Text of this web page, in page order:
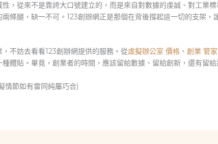
，從來不是靠誇大口號建立的，而是來自對數據的虔誠、對工業
條腿，缺一不可。123創辦網正是那個在背後撐起這一切的支架
不妨去看看123創辦網提供的服務。從虛擬辦公室 價格 、創業 管
體貼。畢竟，創業者的時間，應該留給數據、留給創新，還有留
情節如有雷同純屬巧合)